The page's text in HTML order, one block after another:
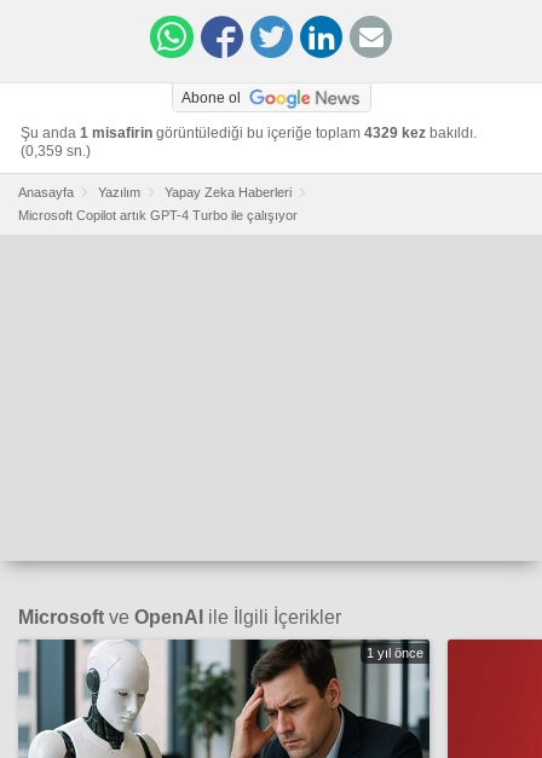
Abone ol
Şu anda 1 misafirin görüntülediği bu içeriğe toplam 4329 kez bakıldı.
(0,359 sn.)
Anasayfa Yazılım
Yapay Zeka Haberleri
Microsoft Copilot artık GPT-4 Turbo ile çalışıyor
Microsoft ve OpenAI ile İlgili İçerikler
1 yıl önce